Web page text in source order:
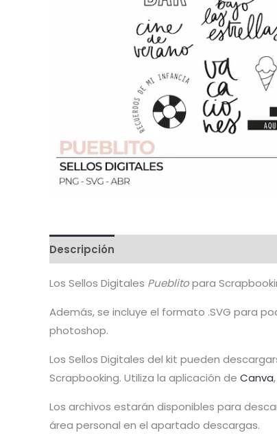
Descripción
Los Sellos Digitales Pueblitopara
Además, se incluye el formato .SVG para
photoshop.
Los Sellos Digitales del kit pueden
Scrapbooking. Utiliza la aplicación de Canva
Los archivos estarán disponibles para
área personal en el apartado descargas.